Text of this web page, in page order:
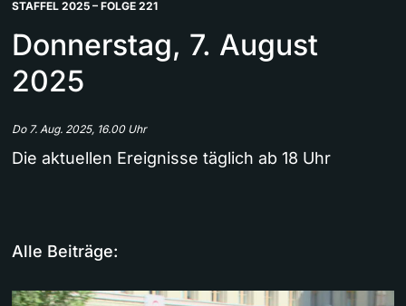
STAFFEL 2025 – FOLGE 221
Donnerstag, 7. August
2025
Do 7. Aug. 2025, 16.00 Uhr
Die aktuellen Ereignisse täglich ab 18 Uhr
Alle Beiträge: